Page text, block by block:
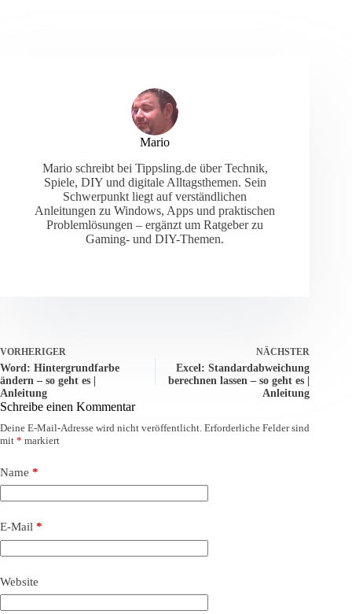
Mario
Mario schreibt bei Tippsling.de über Technik,
Spiele, DIY und digitale Alltagsthemen. Sein
Schwerpunkt liegt auf verständlichen
Anleitungen zu Windows, Apps und praktischen
Problemlösungen – ergänzt um Ratgeber zu
Gaming- und DIY-Themen.
VORHERIGER
Word: Hintergrundfarbe
ändern – so geht es |
Anleitung
NÄCHSTER
Excel: Standardabweichung
berechnen lassen – so geht es |
Anleitung
Schreibe einen Kommentar
Deine E-Mail-Adresse wird nicht veröffentlicht. Erforderliche Felder sind
mit * markiert
Name *
E-Mail *
Website